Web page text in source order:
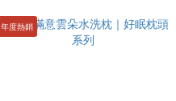
年度熱銷